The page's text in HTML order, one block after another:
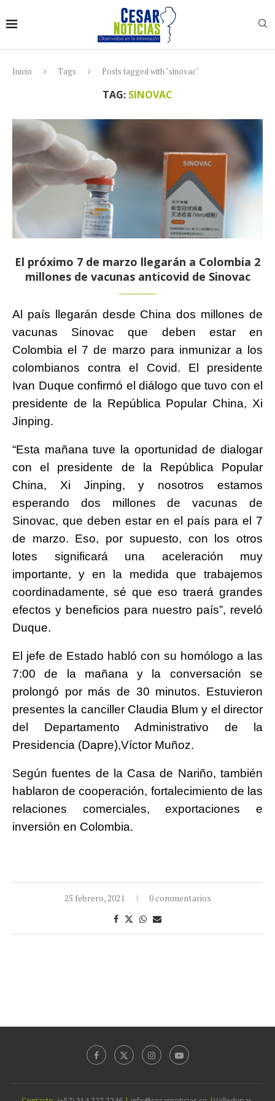
Inicio Tags Posts tagged with "sinovac"
TAG: SINOVAC
El próximo 7 de marzo llegarán a Colombia 2
millones de vacunas anticovid de Sinovac
Al país llegarán desde China dos millones de
vacunas Sinovac que deben estar en
Colombia el 7 de marzo para inmunizar a los
colombianos contra el Covid. El presidente
Ivan Duque confirmó el diálogo que tuvo con el
presidente de la República Popular China, Xi
Jinping.
“Esta mañana tuve la oportunidad de dialogar
con el presidente de la República Popular
China, Xi Jinping, y nosotros estamos
esperando dos millones de vacunas de
Sinovac, que deben estar en el país para el 7
de marzo. Eso, por supuesto, con los otros
lotes significará una aceleración muy
importante, y en la medida que trabajemos
coordinadamente, sé que eso traerá grandes
efectos y beneficios para nuestro país”, reveló
Duque.
El jefe de Estado habló con su homólogo a las
7:00 de la mañana y la conversación se
prolongó por más de 30 minutos. Estuvieron
presentes la canciller Claudia Blum y el director
del Departamento Administrativo de la
Presidencia (Dapre),Víctor Muñoz.
Según fuentes de la Casa de Nariño, también
hablaron de cooperación, fortalecimiento de las
relaciones comerciales, exportaciones e
inversión en Colombia.
25 febrero, 2021 0 commentarios